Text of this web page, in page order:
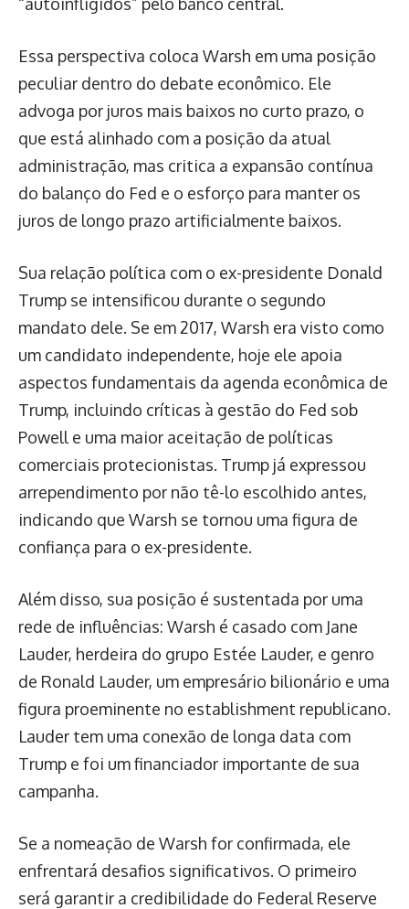
Essa perspectiva coloca Warsh em uma posição
peculiar dentro do debate econômico. Ele
advoga por juros mais baixos no curto prazo, o
que está alinhado com a posição da atual
administração, mas critica a expansão contínua
do balanço do Fed e o esforço para manter os
juros de longo prazo artificialmente baixos.
Sua relação política com o ex-presidente Donald
Trump se intensificou durante o segundo
mandato dele. Se em 2017, Warsh era visto como
um candidato independente, hoje ele apoia
aspectos fundamentais da agenda econômica de
Trump, incluindo críticas à gestão do Fed sob
Powell e uma maior aceitação de políticas
comerciais protecionistas. Trump já expressou
arrependimento por não tê-lo escolhido antes,
indicando que Warsh se tornou uma figura de
confiança para o ex-presidente.
Além disso, sua posição é sustentada por uma
rede de influências: Warsh é casado com Jane
Lauder, herdeira do grupo Estée Lauder, e genro
de Ronald Lauder, um empresário bilionário e uma
figura proeminente no establishment republicano.
Lauder tem uma conexão de longa data com
Trump e foi um financiador importante de sua
campanha.
Se a nomeação de Warsh for confirmada, ele
enfrentará desafios significativos. O primeiro
será garantir a credibilidade do Federal Reserve